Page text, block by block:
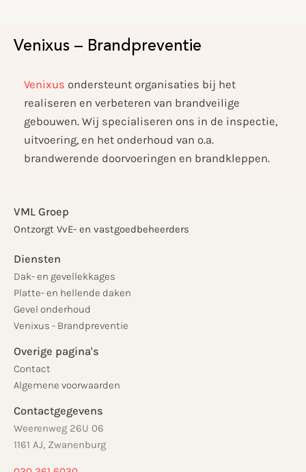
Venixus – Brandpreventie
Venixus ondersteunt organisaties bij het
realiseren en verbeteren van brandveilige
gebouwen. Wij specialiseren ons in de inspectie,
uitvoering, en het onderhoud van o.a.
brandwerende doorvoeringen en brandkleppen.
VML Groep
Ontzorgt VvE- en vastgoedbeheerders
Diensten
Dak- en gevellekkages
Platte- en hellende daken
Gevel onderhoud
Venixus - Brandpreventie
Overige pagina's
Contact
Algemene voorwaarden
Contactgegevens
Weerenweg 26U 06
1161 AJ, Zwanenburg